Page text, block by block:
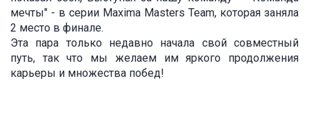
мечты" - в серии Maxima Masters Team, которая заняла
2 место в финале.
Эта пара только недавно начала свой совместный
путь, так что мы желаем им яркого продолжения
карьеры и множества побед!